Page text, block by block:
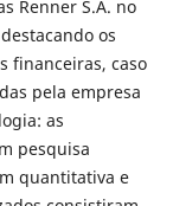
Renner S.A. no
os
financeiras, caso
pela empresa
as
pesquisa
quantitativa e